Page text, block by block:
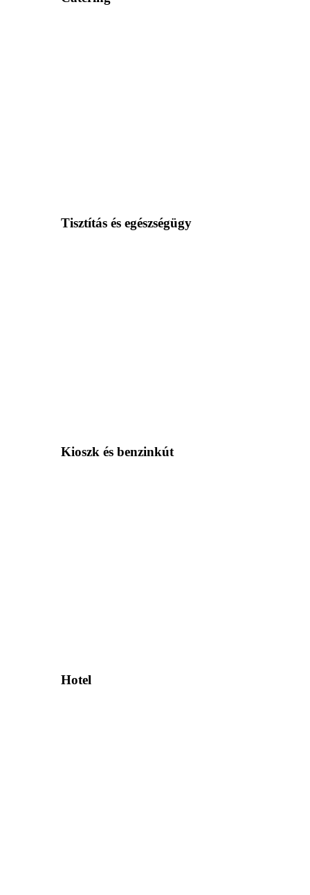
Tisztítás és egészségügy
Kioszk és benzinkút
Hotel